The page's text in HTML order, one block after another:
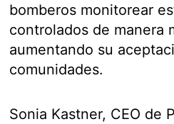
bomberos monitorear
controlados de manera
aumentando su
comunidades.
Sonia Kastner, CEO de